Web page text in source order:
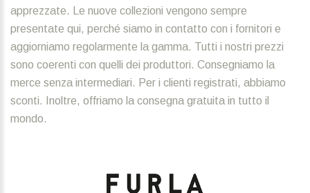
apprezzate. Le nuove collezioni vengono sempre
presentate qui, perché siamo in contatto con i fornitori e
aggiorniamo regolarmente la gamma. Tutti i nostri prezzi
sono coerenti con quelli dei produttori. Consegniamo la
merce senza intermediari. Per i clienti registrati, abbiamo
sconti. Inoltre, offriamo la consegna gratuita in tutto il
mondo.